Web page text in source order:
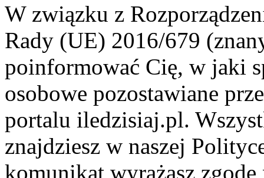
W związku z
Rady (UE) 2016/679
poinformować Cię, w jaki
osobowe pozostawiane
portalu iledzisiaj.pl.
znajdziesz w naszej
komunikat wyrażasz